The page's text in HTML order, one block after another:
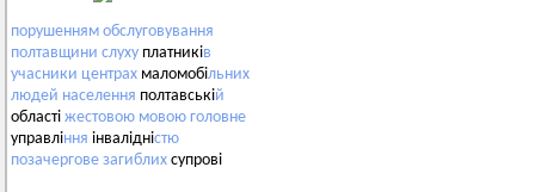
порушенням обслуговування
полтавщини слуху платників
учасники центрах маломобільних
людей населення полтавській
області жестовою мовою головне
управління інвалідністю
позачергове загиблих супрові